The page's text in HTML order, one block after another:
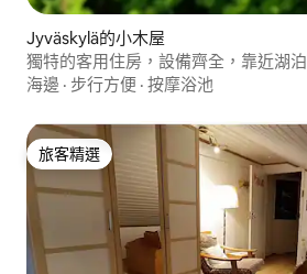
Jyväskylä的小木屋
獨特的客用住房，設備齊全，靠近湖泊
海邊 · 步行方便 · 按摩浴池
旅客精選
旅客精選